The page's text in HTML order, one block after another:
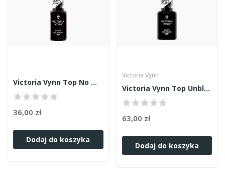
Victoria Vynn Top No Wipe Unblue 8ml
36,00 zł
Dodaj do koszyka
Victoria Vynn
Victoria Vynn Top Unblue No Wipe 15ml
63,00 zł
Dodaj do koszyka